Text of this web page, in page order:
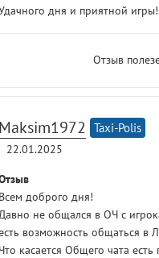
дня и приятной
Отзыв
Maksim1972 Taxi-Polis
22.01.2025
Всем доброго дня!
Давно не общался в ОЧ с
возможность общаться в
Что касается Общего чата